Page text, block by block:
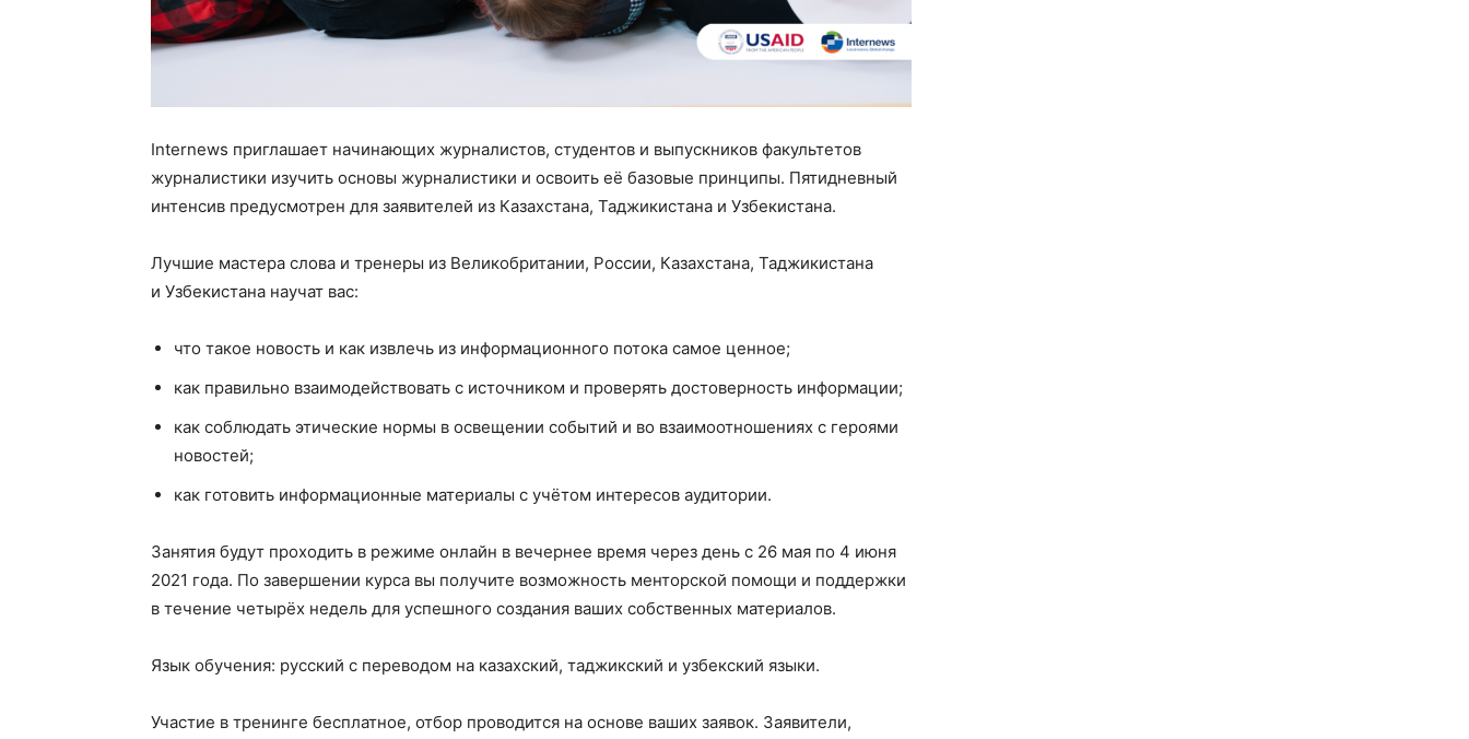
Internews приглашает начинающих журналистов, студентов и выпускников факультетов
журналистики изучить основы журналистики и освоить её базовые принципы. Пятидневный
интенсив предусмотрен для заявителей из Казахстана, Таджикистана и Узбекистана.
Лучшие мастера слова и тренеры из Великобритании, России, Казахстана, Таджикистана
и Узбекистана научат вас:
что такое новость и как извлечь из информационного потока самое ценное;
как правильно взаимодействовать с источником и проверять достоверность информации;
как соблюдать этические нормы в освещении событий и во взаимоотношениях с героями
новостей;
как готовить информационные материалы с учётом интересов аудитории.
Занятия будут проходить в режиме онлайн в вечернее время через день с 26 мая по 4 июня
2021 года. По завершении курса вы получите возможность менторской помощи и поддержки
в течение четырёх недель для успешного создания ваших собственных материалов.
Язык обучения: русский с переводом на казахский, таджикский и узбекский языки.
Участие в тренинге бесплатное, отбор проводится на основе ваших заявок. Заявители,